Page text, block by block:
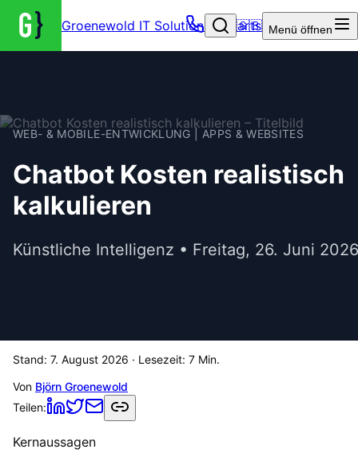
Groenewold IT Solutions – Startseite
🇬🇧 Menü öffnen
WEB- & MOBILE-ENTWICKLUNG | APPS & WEBSITES
Chatbot Kosten realistisch
kalkulieren
Künstliche Intelligenz • Freitag, 26. Juni 2026
Stand: 7. August 2026 · Lesezeit: 7 Min.
Von Björn Groenewold
Teilen:
Kernaussagen